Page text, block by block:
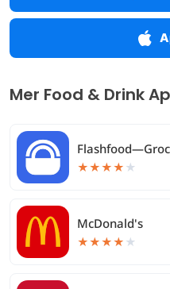
Mer Food & Drink
★★★★ ★
McDonald's
★★★★ ★